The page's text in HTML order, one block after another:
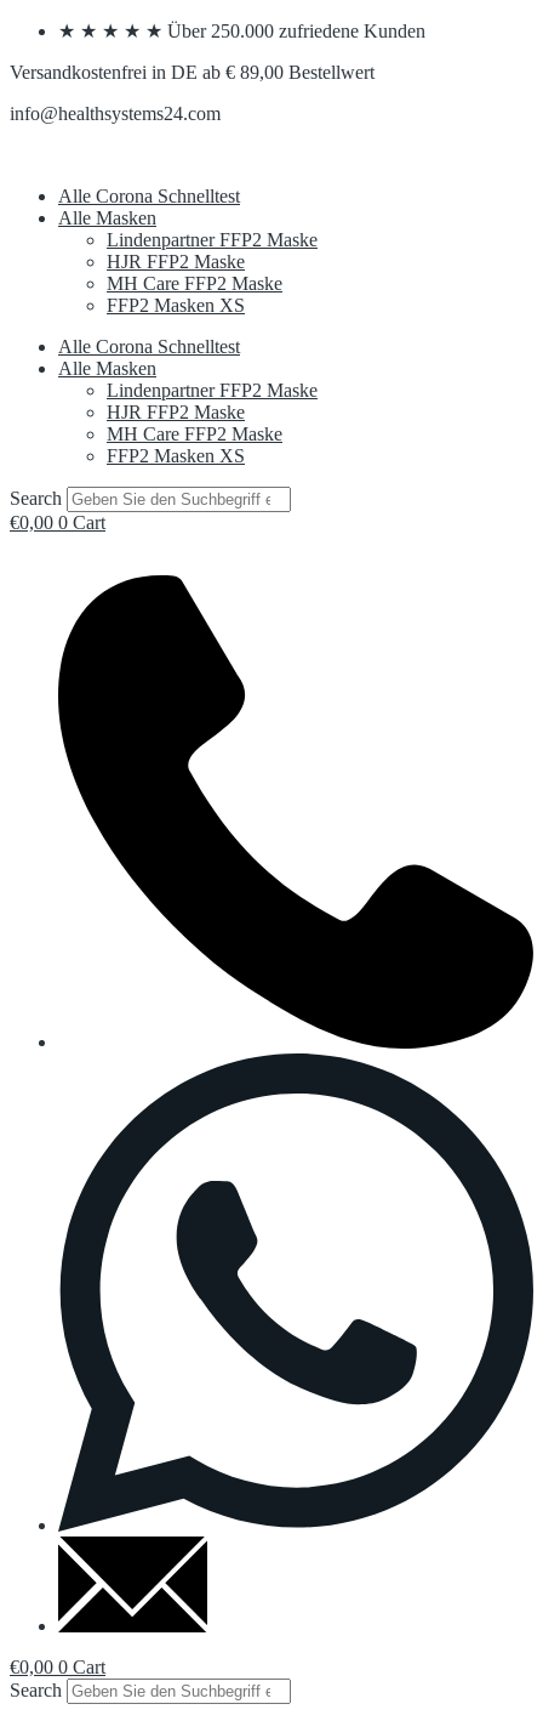
Skip
content
★ ★ ★ ★ ★ Über 250.000 zufriedene Kunden
Versandkostenfrei in DE ab € 89,00 Bestellwert
info@healthsystems24.com
Alle Corona Schnelltest
Alle Masken
Lindenpartner FFP2 Maske
HJR FFP2 Maske
MH Care FFP2 Maske
FFP2 Masken XS
Alle Corona Schnelltest
Alle Masken
Lindenpartner FFP2 Maske
HJR FFP2 Maske
MH Care FFP2 Maske
FFP2 Masken XS
Search
€0,00 0 Cart
€0,00 0 Cart
Search